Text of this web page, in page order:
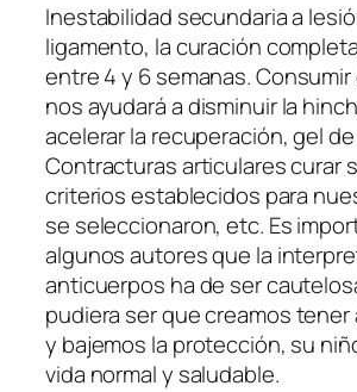
Inestabilidad secundaria a
ligamento, la curación
entre 4 y 6 semanas.
nos ayudará a disminuir la
acelerar la recuperación, gel
Contracturas articulares curar
criterios establecidos para
se seleccionaron, etc. Es
algunos autores que la
anticuerpos ha de ser
pudiera ser que creamos
y bajemos la protección, su
vida normal y saludable.